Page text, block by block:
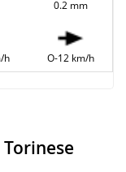
0.2 mm
h O-12 km/h